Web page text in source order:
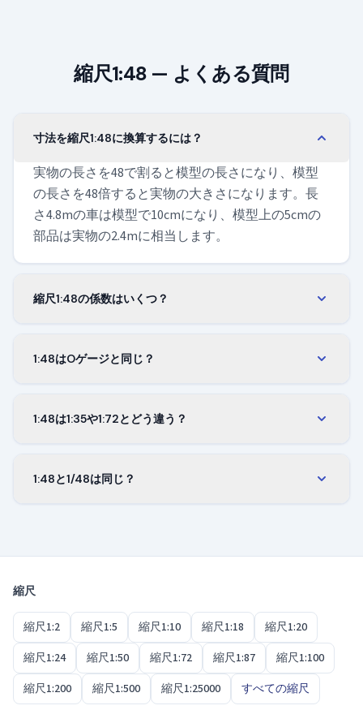
縮尺1:48 — よくある質問
寸法を縮尺1:48に換算するには？
実物の長さを48で割ると模型の長さになり、模型
の長さを48倍すると実物の大きさになります。長
さ4.8mの車は模型で10cmになり、模型上の5cmの
部品は実物の2.4mに相当します。
縮尺1:48の係数はいくつ？
にこれを掛けると、縮尺1:48での大きさが分かりま
1:48はOゲージと同じ？
で一致します。ヨーロッパのOゲージは1:43.5や1:45
1:48は1:35や1:72とどう違う？
が48で割るより大きさが多く残るからです。1:72は
1:48と1/48は同じ？
すが、比率も模型の大きさも同じです。
縮尺
縮尺1:2 縮尺1:5 縮尺1:10 縮尺1:18
縮尺1:20
縮尺1:24
縮尺1:50 縮尺1:72 縮尺1:87
縮尺1:100
縮尺1:200
縮尺1:500 縮尺1:25000 すべての縮尺